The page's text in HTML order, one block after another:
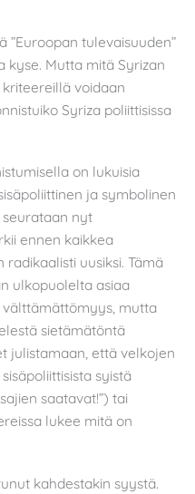
”Euroopan tulevaisuuden”
kyse. Mutta mitä Syrizan
voidaan
Syriza poliittisissa
on lukuisia
ja symbolinen
seurataan nyt
ennen kaikkea
uusiksi. Tämä
ulkopuolelta asiaa
mutta
sietämätöntä
julistamaan, että velkojen
syistä
saatavat!”) tai
lukee mitä on
kahdestakin syystä.